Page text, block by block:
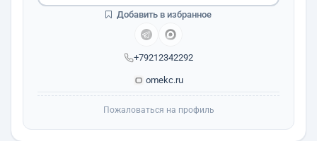
+79212342292
omekc.ru
Добавить в избранное
Пожаловаться на профиль